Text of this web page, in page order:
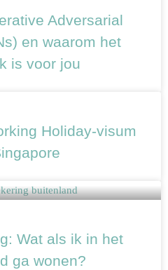
Adversarial
en waarom het
is voor jou
Holiday-visum
Wat als ik in het
ga wonen?